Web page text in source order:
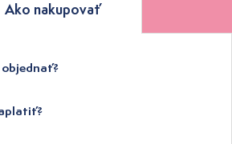
Ako nakupovať
objednať?